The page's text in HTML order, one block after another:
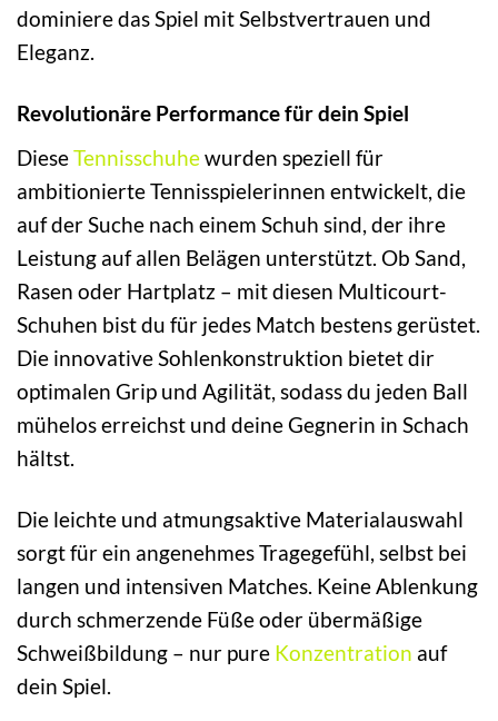
dominiere das Spiel mit Selbstvertrauen und
Eleganz.
Revolutionäre Performance für dein Spiel
DieseTennisschuhewurden speziell für
ambitionierte Tennisspielerinnen entwickelt, die
auf der Suche nach einem Schuh sind, der ihre
Leistung auf allen Belägen unterstützt. Ob Sand,
Rasen oder Hartplatz – mit diesen Multicourt-
Schuhen bist du für jedes Match bestens gerüstet.
Die innovative Sohlenkonstruktion bietet dir
optimalen Grip und Agilität, sodass du jeden Ball
mühelos erreichst und deine Gegnerin in Schach
hältst.
Die leichte und atmungsaktive Materialauswahl
sorgt für ein angenehmes Tragegefühl, selbst bei
langen und intensiven Matches. Keine Ablenkung
durch schmerzende Füße oder übermäßige
Schweißbildung – nur pure Konzentration auf
dein Spiel.